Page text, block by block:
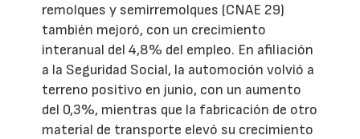
remolques y semirremolques (CNAE 29)
también mejoró, con un crecimiento
interanual del 4,8% del empleo. En afiliación
a la Seguridad Social, la automoción volvió a
terreno positivo en junio, con un aumento
del 0,3%, mientras que la fabricación de otro
material de transporte elevó su crecimiento